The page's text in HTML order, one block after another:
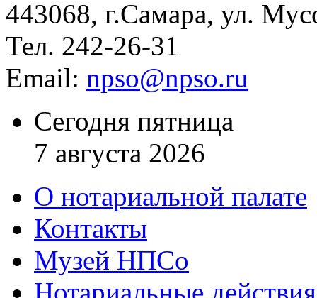
443068, г.Самара, ул.
Тел. 242-26-31
Email: npso@npso.ru
Сегодня пятница
7 августа 2026
О нотариальной палате
Контакты
Музей НПСо